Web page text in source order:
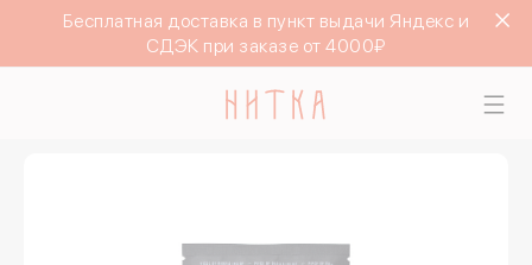
Бесплатная доставка в пункт выдачи Яндекс и
СДЭК при заказе от 4000₽